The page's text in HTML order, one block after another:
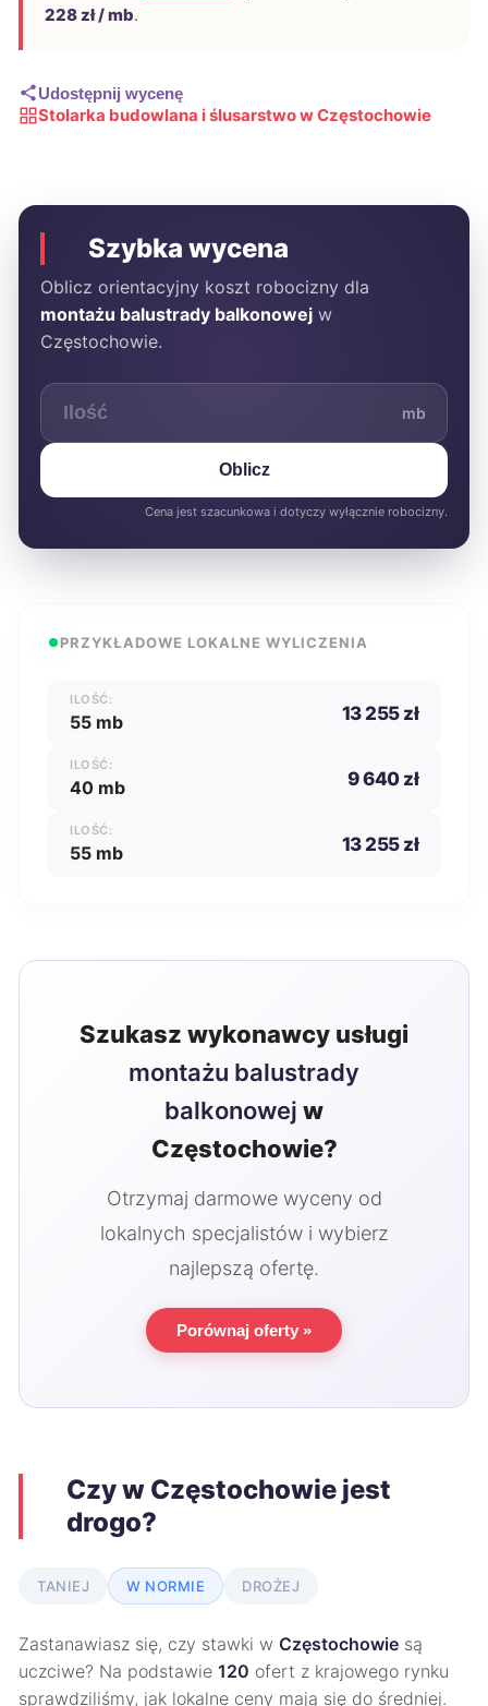
228 zł / mb.
Udostępnij wycenę
Stolarka budowlana i ślusarstwo w Częstochowie
Szybka wycena
Oblicz orientacyjny koszt robocizny dla
montażu balustrady balkonowej w
Częstochowie.
mb
Oblicz
Cena jest szacunkowa i dotyczy wyłącznie robocizny.
PRZYKŁADOWE LOKALNE WYLICZENIA
ILOŚĆ:
55 mb 13 255 zł
ILOŚĆ:
40 mb 9 640 zł
ILOŚĆ:
55 mb 13 255 zł
Szukasz wykonawcy usługi
montażu balustrady
balkonowej w
Częstochowie?
Otrzymaj darmowe wyceny od
lokalnych specjalistów i wybierz
najlepszą ofertę.
Porównaj oferty »
Czy w Częstochowie jest
drogo?
TANIEJ W NORMIE DROŻEJ
Zastanawiasz się, czy stawki w Częstochowie są
uczciwe? Na podstawie 120 ofert z krajowego rynku
sprawdziliśmy, jak lokalne ceny mają się do średniej.